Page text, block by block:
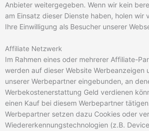
Anbieter weitergegeben. Wenn wir kein
am Einsatz dieser Dienste haben, holen wir
Ihre Einwilligung als Besucher unserer
Affiliate Netzwerk
Im Rahmen eines oder mehrerer Affiliate-
werden auf dieser Website Werbeanzeigen
unserer Werbepartner eingebunden, an
Werbekostenerstattung Geld verdienen
einen Kauf bei diesem Werbepartner
Werbepartner setzen dazu Cookies oder
Wiedererkennungstechnologien (z.B.